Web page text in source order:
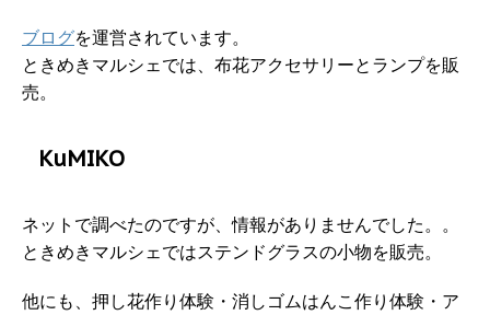
ブログを運営されています。
ときめきマルシェでは、布花アクセサリーとランプを販
売。
KuMIKO
ネットで調べたのですが、情報がありませんでした。。
ときめきマルシェではステンドグラスの小物を販売。
他にも、押し花作り体験・消しゴムはんこ作り体験・ア